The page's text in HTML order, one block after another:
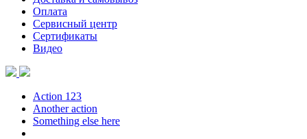
Оплата
Сервисный центр
Сертификаты
Видео
Action 123
Another action
Something else here